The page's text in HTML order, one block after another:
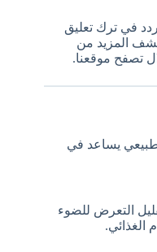
في ترك تعليق
المزيد من
تصفح موقعنا.
طبيعي يساعد في
التعرض للضوء
الغذائي.